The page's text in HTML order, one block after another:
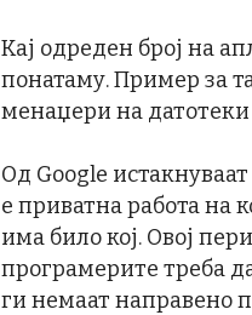
Кај одреден број на
понатаму. Пример за
менаџери на
Од Google
е приватна работа на
има било кој. Овој
програмерите треба
ги немаат направено